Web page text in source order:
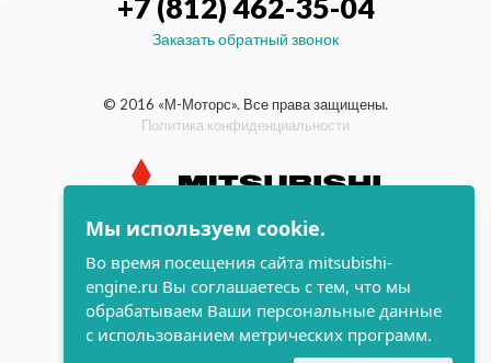
Заказать обратный звонок
© 2016 «М-Моторс». Все права защищены.
Политика конфиденциальности
индустриальные и морские
дизельные двигатели Mitsubishi
разработка сайта
Мы используем cookie.
Во время посещения сайта mitsubishi-
engine.ru Вы соглашаетесь с тем, что мы
обрабатываем Ваши персональные данные
с использованием метрических программ.